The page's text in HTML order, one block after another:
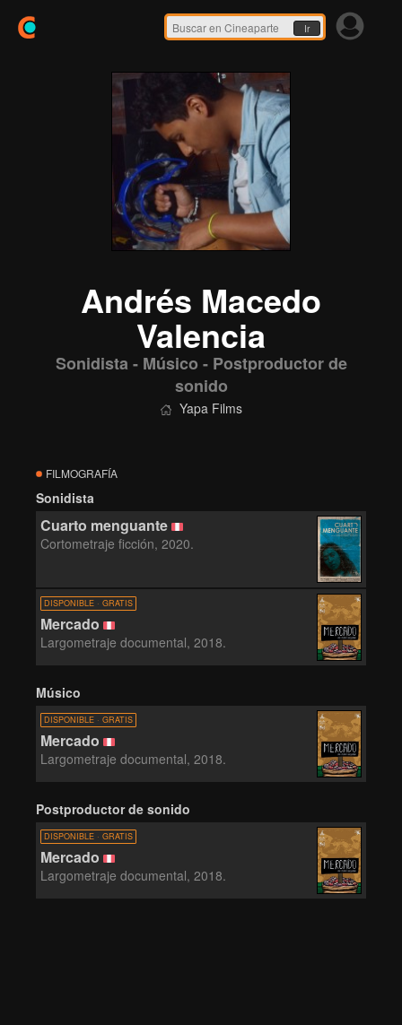
Ir
Andrés Macedo
Valencia
Sonidista - Músico - Postproductor de
sonido
Yapa Films
FILMOGRAFÍA
Sonidista
Cuarto menguante
Cortometraje ficción, 2020.
DISPONIBLE · GRATIS
Mercado
Largometraje documental, 2018.
Músico
DISPONIBLE · GRATIS
Mercado
Largometraje documental, 2018.
Postproductor de sonido
DISPONIBLE · GRATIS
Mercado
Largometraje documental, 2018.